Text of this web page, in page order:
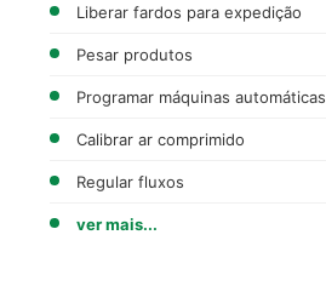
Liberar fardos para expedição
Pesar produtos
Programar máquinas automáticas
Calibrar ar comprimido
Regular fluxos
ver mais...